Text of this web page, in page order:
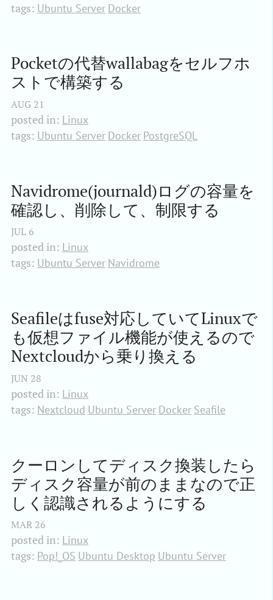
tags: Ubuntu Server Docker
Pocketの代替wallabagをセルフホ
ストで構築する
AUG 21
posted in: Linux
tags: Ubuntu Server Docker PostgreSQL
Navidrome(journald)ログの容量を
確認し、削除して、制限する
JUL 6
posted in: Linux
tags: Ubuntu Server Navidrome
Seafileはfuse対応していてLinuxで
も仮想ファイル機能が使えるので
Nextcloudから乗り換える
JUN 28
posted in: Linux
tags: Nextcloud Ubuntu Server Docker Seafile
クーロンしてディスク換装したら
ディスク容量が前のままなので正
しく認識されるようにする
MAR 26
posted in: Linux
tags: Pop!_OS Ubuntu Desktop Ubuntu Server